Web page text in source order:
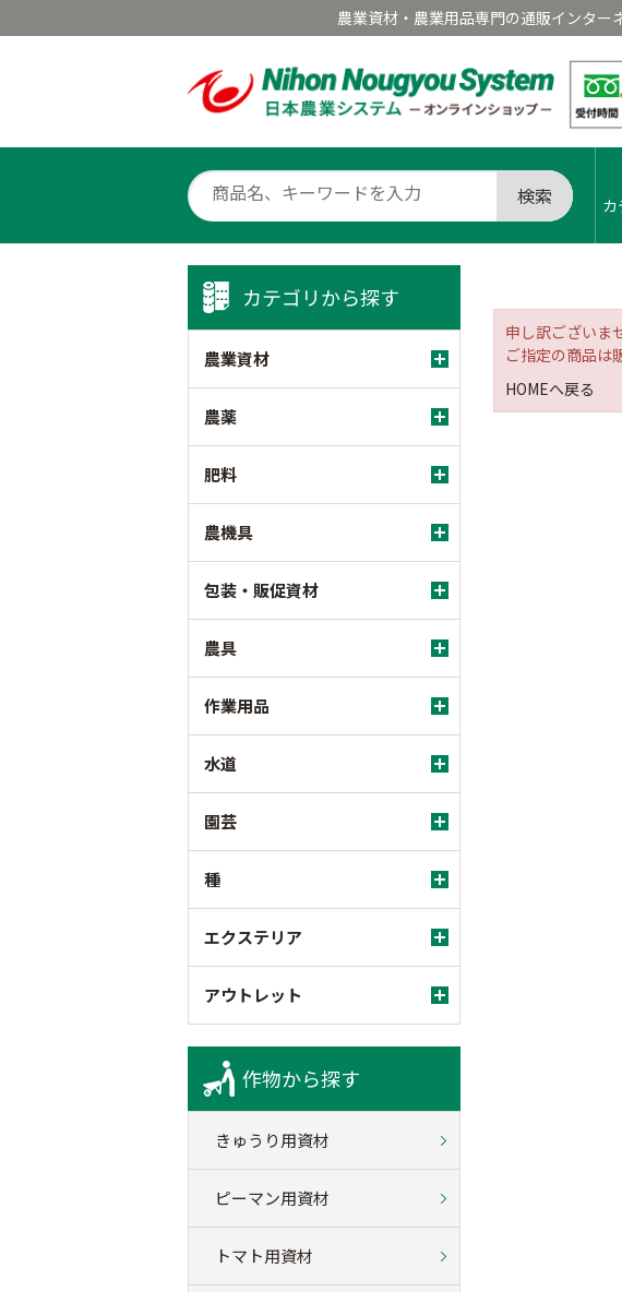
農業資材・農業用品専門の通販インター
検索
カテゴリから探す
農業資材
農薬
肥料
農機具
包装・販促資材
農具
作業用品
水道
園芸
種
エクステリア
アウトレット
作物から探す
きゅうり用資材
ピーマン用資材
トマト用資材
申し訳ございま
ご指定の商品は
HOMEへ戻る